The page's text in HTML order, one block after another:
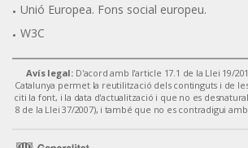
Unió Europea. Fons social europeu.
W3C
Avís legal: D'acord amb l'article 17.1 de la Llei 19/
Catalunya permet la reutilització dels continguts i de
citi la font, i la data d'actualització i que no es
8 de la Llei 37/2007), i també que no es contradigui